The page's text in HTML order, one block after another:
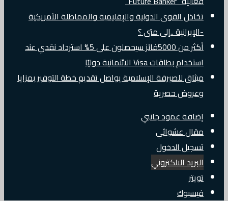
تخاذل القوى الدولية والإقليمية والمماطلة الأمريكية
-الإيرانية ..إلى متى ؟
أكثر من 5000فائز سيحصلون على 5% استرداد نقدي عند
استخدام بطاقات Visa الائتمانية دوليًا
ميثاق للصيرفة الإسلامية يواصل تقديم خطة التوفير بمزايا
وعروض حصرية
إضافة عمود جانبي
مقال عشوائي
تسجيل الدخول
البريد الالكتروني
تويتر
فيسبوك